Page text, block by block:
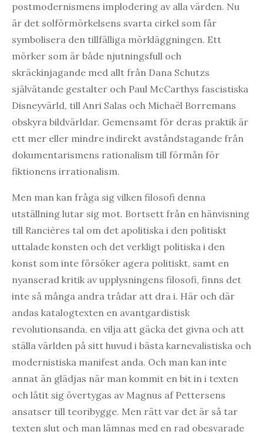
postmodernismens implodering av alla värden. Nu
är det solförmörkelsens svarta cirkel som får
symbolisera den tillfälliga mörkläggningen. Ett
mörker som är både njutningsfull och
skräckinjagande med allt från Dana Schutzs
självätande gestalter och Paul McCarthys fascistiska
Disneyvärld, till Anri Salas och Michaël Borremans
obskyra bildvärldar. Gemensamt för deras praktik är
ett mer eller mindre indirekt avståndstagande från
dokumentarismens rationalism till förmån för
fiktionens irrationalism.
Men man kan fråga sig vilken filosofi denna
utställning lutar sig mot. Bortsett från en hänvisning
till Rancières tal om det apolitiska i den politiskt
uttalade konsten och det verkligt politiska i den
konst som inte försöker agera politiskt, samt en
nyanserad kritik av upplysningens filosofi, finns det
inte så många andra trådar att dra i. Här och där
andas katalogtexten en avantgardistisk
revolutionsanda, en vilja att gäcka det givna och att
ställa världen på sitt huvud i bästa karnevalistiska och
modernistiska manifest anda. Och man kan inte
annat än glädjas när man kommit en bit in i texten
och låtit sig övertygas av Magnus af Pettersens
ansatser till teoribygge. Men rätt var det är så tar
texten slut och man lämnas med en rad obesvarade